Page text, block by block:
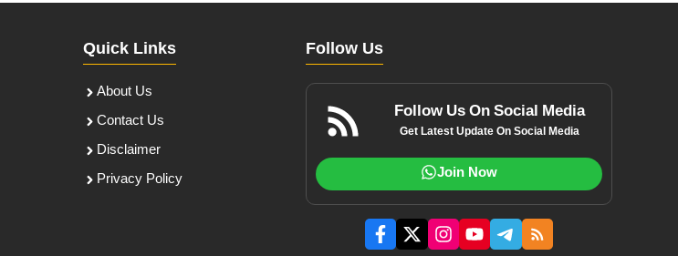
Quick Links
About Us
Contact Us
Disclaimer
Privacy Policy
Follow Us
Follow Us On Social Media
Get Latest Update On Social Media
Join Now